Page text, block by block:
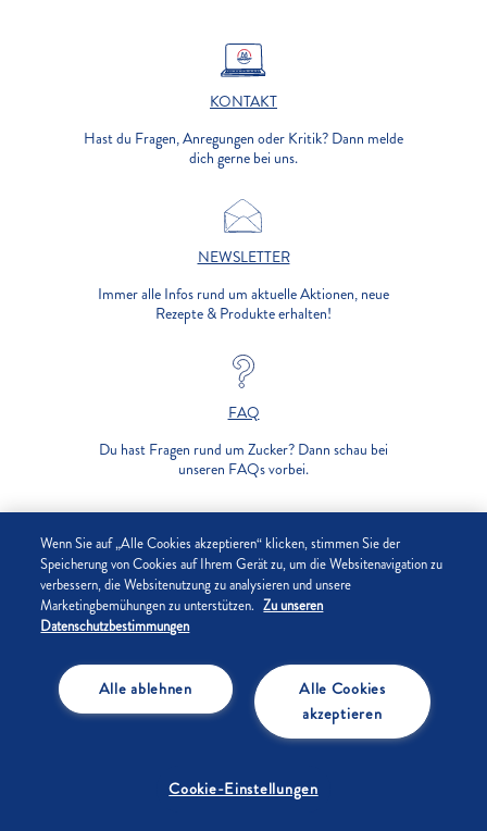
KONTAKT
Hast du Fragen, Anregungen oder Kritik? Dann melde
dich gerne bei uns.
NEWSLETTER
Immer alle Infos rund um aktuelle Aktionen, neue
Rezepte & Produkte erhalten!
FAQ
Du hast Fragen rund um Zucker? Dann schau bei
unseren FAQs vorbei.
UNTERNEHMEN
DATENSCHUTZ
COOKIE-EINSTELLUNGEN
Wenn Sie auf „Alle Cookies akzeptieren“ klicken, stimmen Sie der
Speicherung von Cookies auf Ihrem Gerät zu, um die Websitenavigation zu
verbessern, die Websitenutzung zu analysieren und unsere
Marketingbemühungen zu unterstützen. Zu unseren
Datenschutzbestimmungen
Alle Cookies
akzeptieren
Alle ablehnen
Cookie-Einstellungen